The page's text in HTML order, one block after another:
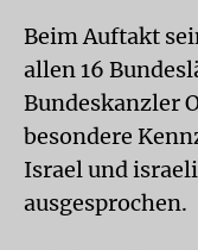
Beim Auftakt
allen 16
Bundeskanzler
besondere
Israel und
ausgesprochen.